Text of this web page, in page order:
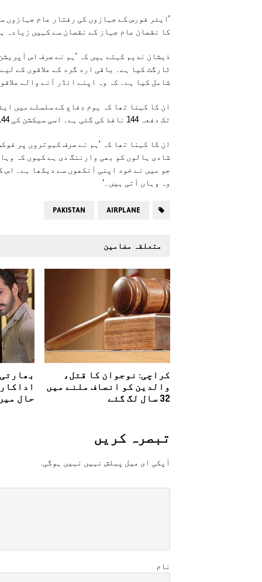
’ایئر فورس کے جہازوں کی رفتار عام جہازوں
کا نقصان عام جہاز کے نقصان سے کہیں زیادہ
ذیشان ندیم کہتے ہیں کہ ’ہم نے صرف اس
ٹارگٹ کیا ہے۔ باقی ارد گرد کے علاقوں کے
شامل کیا ہے۔ کہ وہ اپنے انڈر آنے والے
تک دفعہ 144 نافذ کی گئی ہے۔ اسی سیکشن کی 144 پر عمل درآمد کے لیے ہم نے آپریشن کیا۔
ان کا کہنا تھا کہ ’ہم نے صرف کبوتروں پر
شادی ہالوں کو بھی وارننگ دی ہے کیوں کہ
جو میں نے خود اپنی آنکھوں سے دیکھا ہے۔ اس
وہ وہاں آتی ہیں۔‘
AIRPLANE
PAKISTAN
متعلقہ مضامین
کراچی: نوجوان کا قتل،
والدین کو انصاف ملنے میں
32 سال لگ گئے
حال
تبصرہ کريں
آپکی ای ميل پبلش نہيں نہيں ہوگی.
نام